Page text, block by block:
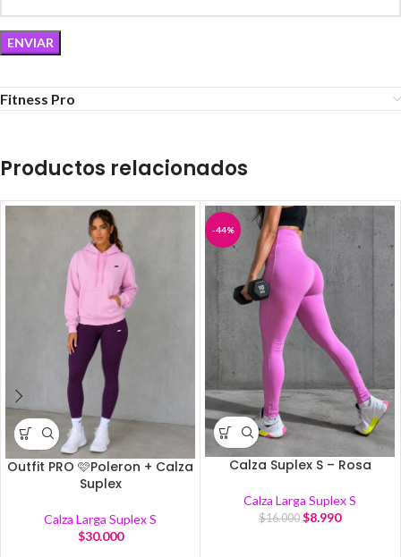
Fitness Pro
Productos relacionados
Outfit PRO 🩷Poleron + Calza
Suplex
Calza Larga Suplex S
$30.000
-44%
Calza Suplex S – Rosa
Calza Larga Suplex S
$16.000 $8.990